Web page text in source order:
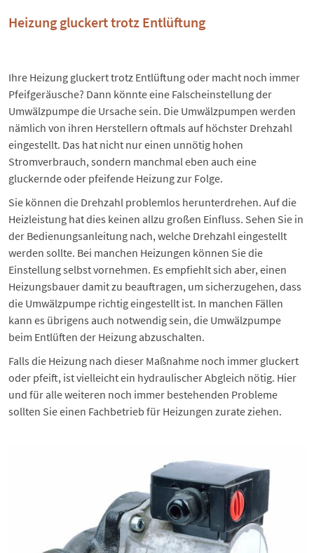
Heizung gluckert trotz Entlüftung
Ihre Heizung gluckert trotz Entlüftung oder macht noch immer
Pfeifgeräusche? Dann könnte eine Falscheinstellung der
Umwälzpumpe die Ursache sein. Die Umwälzpumpen werden
nämlich von ihren Herstellern oftmals auf höchster Drehzahl
eingestellt. Das hat nicht nur einen unnötig hohen
Stromverbrauch, sondern manchmal eben auch eine
gluckernde oder pfeifende Heizung zur Folge.
Sie können die Drehzahl problemlos herunterdrehen. Auf die
Heizleistung hat dies keinen allzu großen Einfluss. Sehen Sie in
der Bedienungsanleitung nach, welche Drehzahl eingestellt
werden sollte. Bei manchen Heizungen können Sie die
Einstellung selbst vornehmen. Es empfiehlt sich aber, einen
Heizungsbauer damit zu beauftragen, um sicherzugehen, dass
die Umwälzpumpe richtig eingestellt ist. In manchen Fällen
kann es übrigens auch notwendig sein, die Umwälzpumpe
beim Entlüften der Heizung abzuschalten.
Falls die Heizung nach dieser Maßnahme noch immer gluckert
oder pfeift, ist vielleicht ein hydraulischer Abgleich nötig. Hier
und für alle weiteren noch immer bestehenden Probleme
sollten Sie einen Fachbetrieb für Heizungen zurate ziehen.